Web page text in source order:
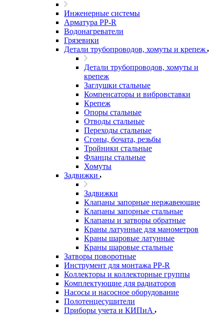
Инженерные системы
Арматура PP-R
Водонагреватели
Грязевики
Детали трубопроводов, хомуты и крепеж
Детали трубопроводов, хомуты и
крепеж
Заглушки стальные
Компенсаторы и вибровставки
Крепеж
Опоры стальные
Отводы стальные
Переходы стальные
Сгоны, бочата, резьбы
Тройники стальные
Фланцы стальные
Хомуты
Задвижки
Задвижки
Клапаны запорные нержавеющие
Клапаны запорные стальные
Клапаны и затворы обратные
Краны латунные для манометров
Краны шаровые латунные
Краны шаровые стальные
Затворы поворотные
Инструмент для монтажа PP-R
Коллекторы и коллекторные группы
Комплектующие для радиаторов
Насосы и насосное оборудование
Полотенцесушители
Приборы учета и КИПиА